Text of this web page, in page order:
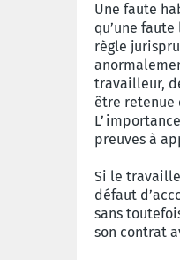
Une faute
qu’une
règle
travailleur,
être retenue
preuves à
Si le
défaut
sans
son contrat